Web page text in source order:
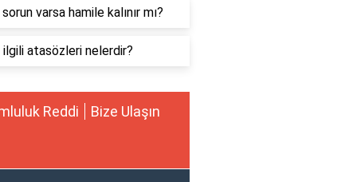
varsa hamile kalınır mı?
atasözleri nelerdir?
Reddi Bize Ulaşın